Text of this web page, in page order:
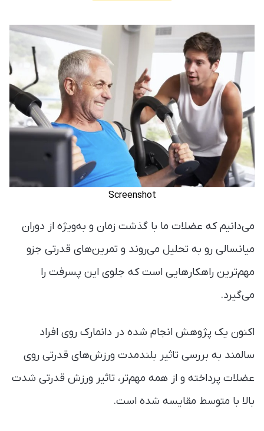
Screenshot
می‌دانیم که عضلات ما با گذشت زمان و به‌ویژه از دوران
میانسالی رو به تحلیل می‌روند و تمرین‌های قدرتی جزو
مهم‌ترین راهکارهایی است که جلوی این پسرفت را
می‌گیرد.
اکنون یک پژوهش انجام شده در دانمارک روی افراد
سالمند به بررسی تاثیر بلند‌مدت ورزش‌های قدرتی روی
عضلات پرداخته و از همه مهم‌تر، تاثیر ورزش قدرتی شدت
بالا با متوسط مقایسه شده است.